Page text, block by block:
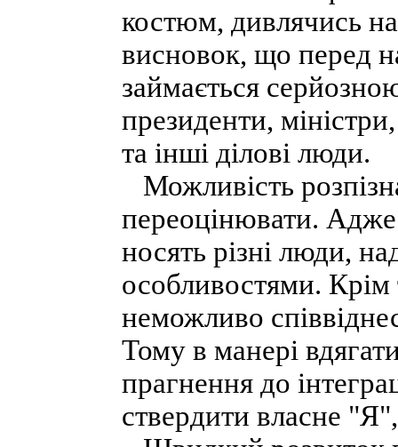
костюм, дивлячись
висновок, що перед
займається
президенти,
та інші ділові люди.
Можливість
переоцінювати.
носять різні люди,
особливостями.
неможливо
Тому в манері
прагнення до
ствердити власне